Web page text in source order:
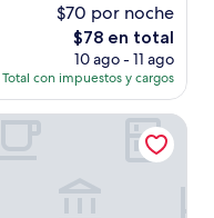
$70 por noche
El
precio
actual
es
de
$78 en total
10 ago - 11 ago
Total con impuestos y cargos